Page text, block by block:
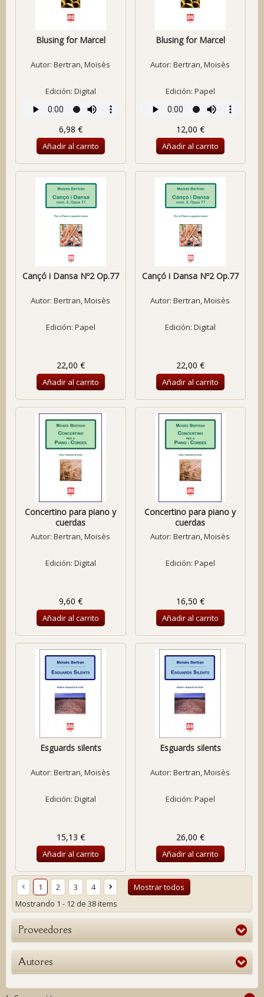
Blusing for Marcel
Autor:Bertran, Moisès
Edición: Digital
6,98 €
Añadir al carrito
Blusing for Marcel
Autor:Bertran, Moisès
Edición: Papel
12,00 €
Añadir al carrito
Cançó i Dansa Nº2 Op.77
Autor:Bertran, Moisès
Edición: Papel
22,00 €
Añadir al carrito
Cançó i Dansa Nº2 Op.77
Autor:Bertran, Moisès
Edición: Digital
22,00 €
Añadir al carrito
Concertino para piano y
cuerdas
Autor:Bertran, Moisès
Edición: Digital
9,60 €
Añadir al carrito
Concertino para piano y
cuerdas
Autor:Bertran, Moisès
Edición: Papel
16,50 €
Añadir al carrito
Esguards silents
Autor:Bertran, Moisès
Edición: Digital
15,13 €
Añadir al carrito
Esguards silents
Autor:Bertran, Moisès
Edición: Papel
26,00 €
Añadir al carrito
Mostrar todos
1 2 3
4
Mostrando 1 - 12 de 38 items
Proveedores
Autores